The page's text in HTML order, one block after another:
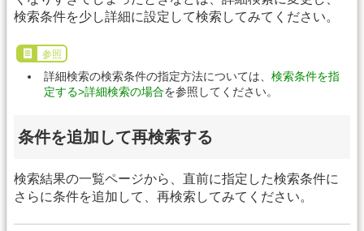
検索条件を少し詳細に設定して検索してみてください。
参照
詳細検索の検索条件の指定方法については、 検索条件を指
定する>詳細検索の場合を参照してください。
条件を追加して再検索する
検索結果の一覧ページから、直前に指定した検索条件に
さらに条件を追加して、再検索してみてください。